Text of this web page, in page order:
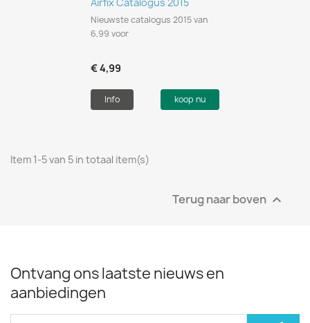
Nieuwste catalogus 2015 van
6,99 voor
€ 4,99
Info koop nu
Item 1-5 van 5 in totaal item(s)
Terug naar boven 
Ontvang ons laatste nieuws en
aanbiedingen